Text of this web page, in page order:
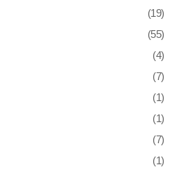
(19)
(55)
(4)
(7)
(1)
(1)
(7)
(1)